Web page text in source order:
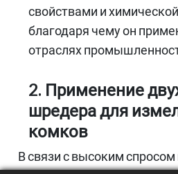
русский язык
свойствами и
благодаря чему он
отраслях
2. Применение
шредера для
комков
В связи с высоким